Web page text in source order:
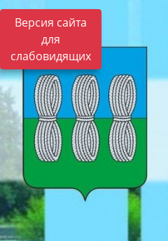
Версия сайта
для
слабовидящих